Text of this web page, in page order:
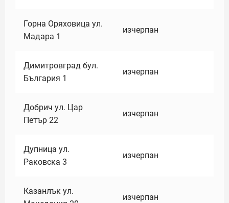
Горна Оряховица ул.
Мадара 1
изчерпан
Димитровград бул.
България 1
изчерпан
Добрич ул. Цар
Петър 22
изчерпан
Дупница ул.
Раковска 3
изчерпан
Казанлък ул.
изчерпан